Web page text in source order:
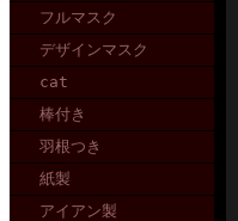
フルマスク
デザインマスク
cat
棒付き
羽根つき
紙製
アイアン製